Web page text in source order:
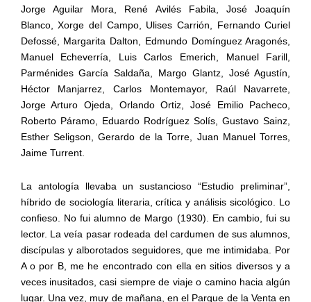
Jorge Aguilar Mora, René Avilés Fabila, José Joaquín
Blanco, Xorge del Campo, Ulises Carrión, Fernando Curiel
Defossé, Margarita Dalton, Edmundo Domínguez Aragonés,
Manuel Echeverría, Luis Carlos Emerich, Manuel Farill,
Parménides García Saldaña, Margo Glantz, José Agustín,
Héctor Manjarrez, Carlos Montemayor, Raúl Navarrete,
Jorge Arturo Ojeda, Orlando Ortiz, José Emilio Pacheco,
Roberto Páramo, Eduardo Rodríguez Solís, Gustavo Sainz,
Esther Seligson, Gerardo de la Torre, Juan Manuel Torres,
Jaime Turrent.
La antología llevaba un sustancioso “Estudio preliminar”,
híbrido de sociología literaria, crítica y análisis sicológico. Lo
confieso. No fui alumno de Margo (1930). En cambio, fui su
lector. La veía pasar rodeada del cardumen de sus alumnos,
discípulas y alborotados seguidores, que me intimidaba. Por
A o por B, me he encontrado con ella en sitios diversos y a
veces inusitados, casi siempre de viaje o camino hacia algún
lugar. Una vez, muy de mañana, en el Parque de la Venta en